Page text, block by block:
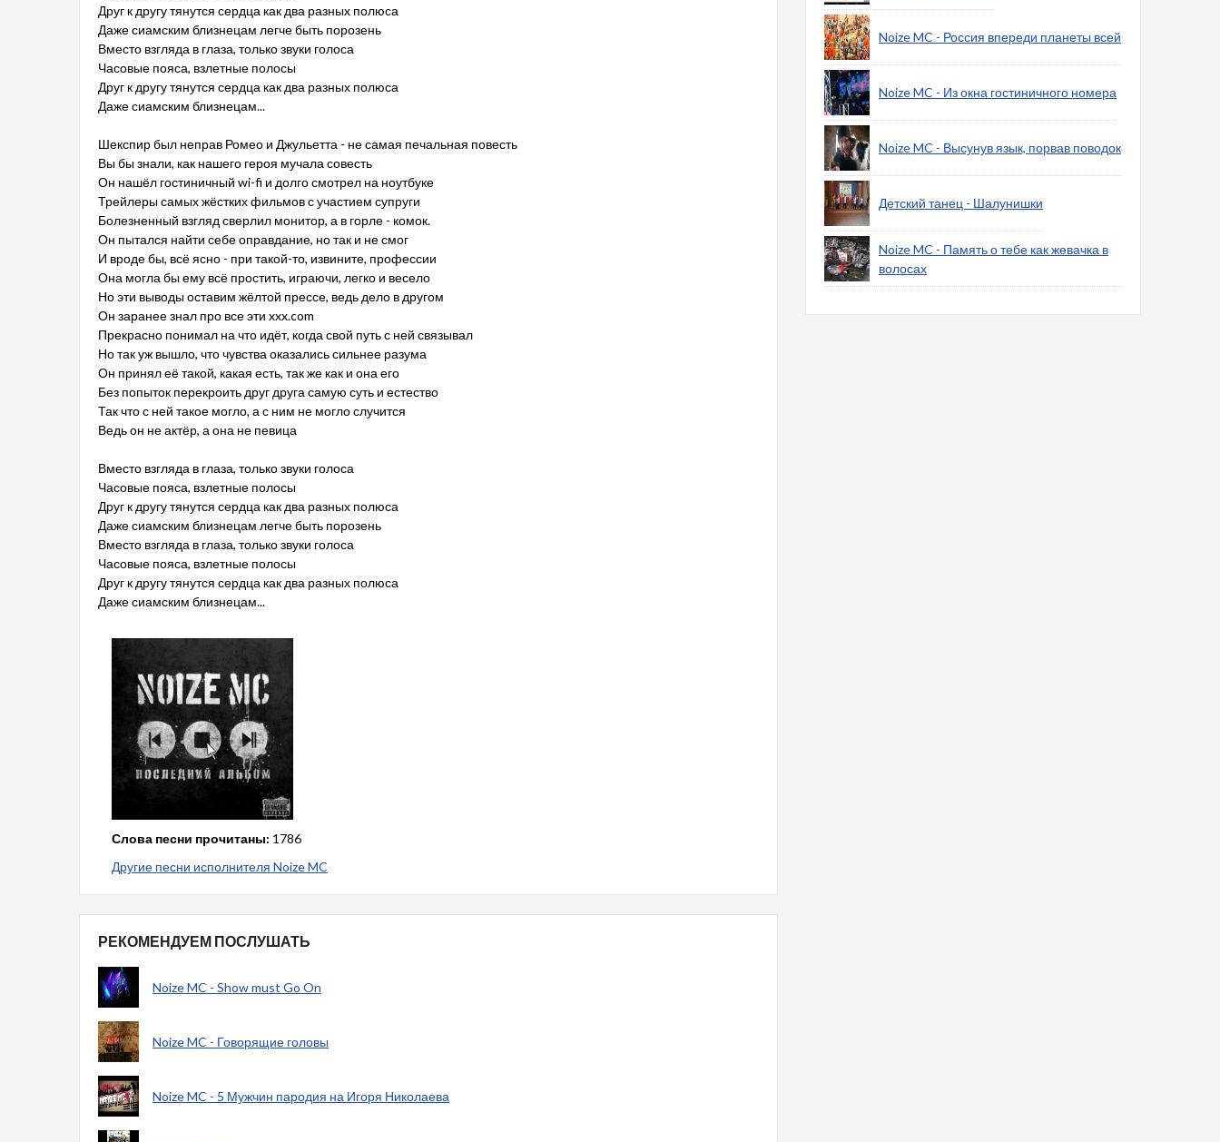
Друг к другу тянутся сердца как два разных полюса
Даже сиамским близнецам легче быть порозень
Вместо взгляда в глаза, только звуки голоса
Часовые пояса, взлетные полосы
Друг к другу тянутся сердца как два разных полюса
Даже сиамским близнецам...
Шекспир был неправ Ромео и Джульетта - не самая печальная повесть
Вы бы знали, как нашего героя мучала совесть
Он нашёл гостиничный wi-fi и долго смотрел на ноутбуке
Трейлеры самых жёстких фильмов с участием супруги
Болезненный взгляд сверлил монитор, а в горле - комок.
Он пытался найти себе оправдание, но так и не смог
И вроде бы, всё ясно - при такой-то, извините, профессии
Она могла бы ему всё простить, играючи, легко и весело
Но эти выводы оставим жёлтой прессе, ведь дело в другом
Он заранее знал про все эти xxx.com
Прекрасно понимал на что идёт, когда свой путь с ней связывал
Но так уж вышло, что чувства оказались сильнее разума
Он принял её такой, какая есть, так же как и она его
Без попыток перекроить друг друга самую суть и естество
Так что с ней такое могло, а с ним не могло случится
Ведь он не актёр, а она не певица
Вместо взгляда в глаза, только звуки голоса
Часовые пояса, взлетные полосы
Друг к другу тянутся сердца как два разных полюса
Даже сиамским близнецам легче быть порозень
Вместо взгляда в глаза, только звуки голоса
Часовые пояса, взлетные полосы
Друг к другу тянутся сердца как два разных полюса
Даже сиамским близнецам...
Слова песни прочитаны: 1786
Другие песни исполнителя Noize MC
РЕКОМЕНДУЕМ ПОСЛУШАТЬ
Noize MC - Show must Go On
Noize MC - Говорящие головы
Noize MC - 5 Мужчин пародия на Игоря Николаева
Noize MC - Россия впереди планеты всей
Noize MC - Из окна гостиничного номера
Noize MC - Высунув язык, порвав поводок
Детский танец - Шалунишки
Noize MC - Память о тебе как жевачка в
волосах